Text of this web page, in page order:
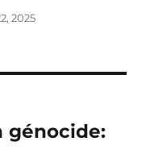
2025
génocide: